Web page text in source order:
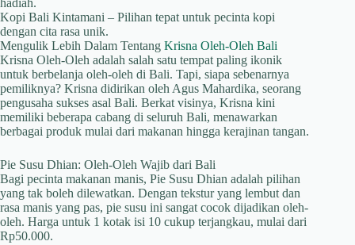
hadiah.
Kopi Bali Kintamani – Pilihan tepat untuk pecinta kopi
dengan cita rasa unik.
Mengulik Lebih Dalam Tentang Krisna Oleh-Oleh Bali
Krisna Oleh-Oleh adalah salah satu tempat paling ikonik
untuk berbelanja oleh-oleh di Bali. Tapi, siapa sebenarnya
pemiliknya? Krisna didirikan oleh Agus Mahardika, seorang
pengusaha sukses asal Bali. Berkat visinya, Krisna kini
memiliki beberapa cabang di seluruh Bali, menawarkan
berbagai produk mulai dari makanan hingga kerajinan tangan.
Pie Susu Dhian: Oleh-Oleh Wajib dari Bali
Bagi pecinta makanan manis, Pie Susu Dhian adalah pilihan
yang tak boleh dilewatkan. Dengan tekstur yang lembut dan
rasa manis yang pas, pie susu ini sangat cocok dijadikan oleh-
oleh. Harga untuk 1 kotak isi 10 cukup terjangkau, mulai dari
Rp50.000.